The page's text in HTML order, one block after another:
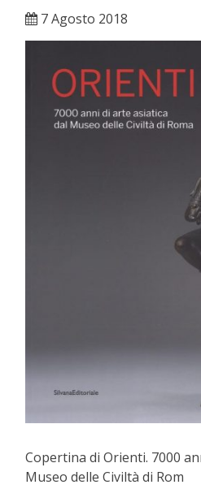
7 Agosto 2018
Copertina di Orienti. 7000
Museo delle Civiltà di Rom